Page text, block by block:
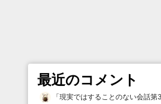
最近のコメント
「現実ではすることのない会話第